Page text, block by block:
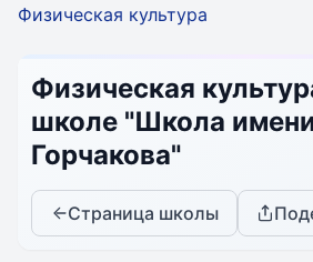
Физическая культура
Физическая
школе "Школа
Горчакова"
Страница школы